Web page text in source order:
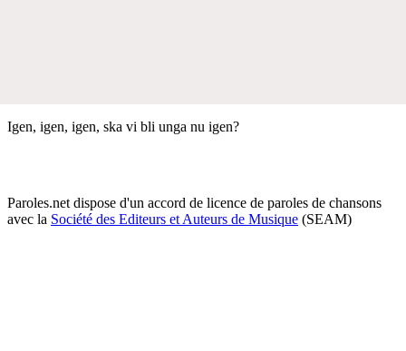
Igen, igen, igen, ska vi bli unga nu igen?
Paroles.net dispose d'un accord de licence de paroles de chansons
avec la Société des Editeurs et Auteurs de Musique (SEAM)